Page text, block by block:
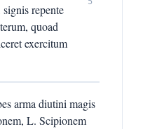
repente
quoad
exercitum
arma diutini magis
L. Scipionem